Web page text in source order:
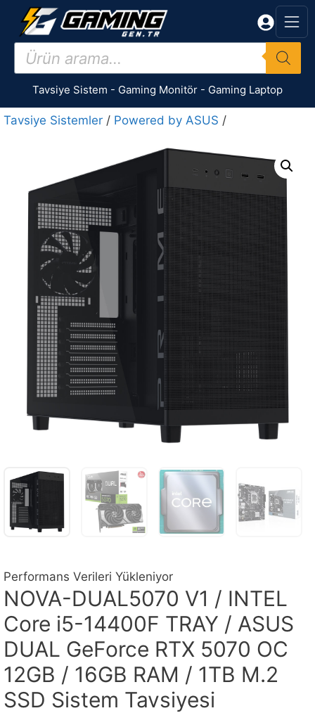
İçeriğe
Products
search
Tavsiye Sistem - Gaming Monitör - Gaming Laptop
Tavsiye Sistemler / Powered by ASUS /
Performans Verileri Yükleniyor
NOVA-DUAL5070 V1 / INTEL
Core i5-14400F TRAY / ASUS
DUAL GeForce RTX 5070 OC
12GB / 16GB RAM / 1TB M.2
SSD Sistem Tavsiyesi